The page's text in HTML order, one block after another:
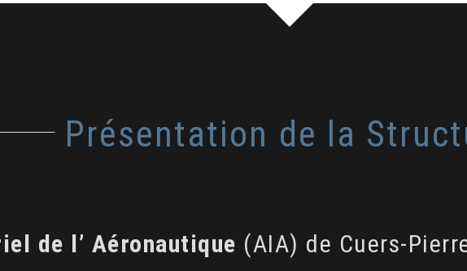
Présentation de la
de l’ Aéronautique (AIA) de Cuers-